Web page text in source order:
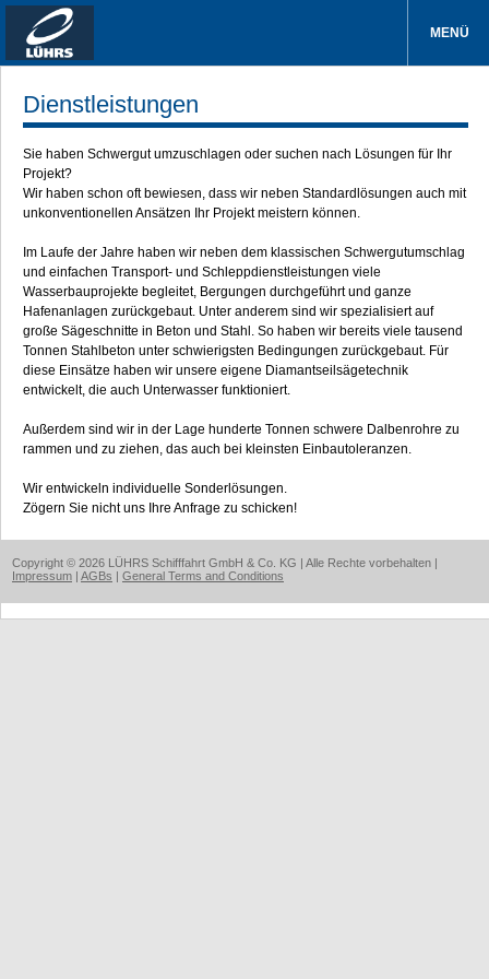
MENÜ
Dienstleistungen
Sie haben Schwergut umzuschlagen oder suchen nach Lösungen für Ihr
Projekt?
Wir haben schon oft bewiesen, dass wir neben Standardlösungen auch mit
unkonventionellen Ansätzen Ihr Projekt meistern können.
Im Laufe der Jahre haben wir neben dem klassischen Schwergutumschlag
und einfachen Transport- und Schleppdienstleistungen viele
Wasserbauprojekte begleitet, Bergungen durchgeführt und ganze
Hafenanlagen zurückgebaut. Unter anderem sind wir spezialisiert auf
große Sägeschnitte in Beton und Stahl. So haben wir bereits viele tausend
Tonnen Stahlbeton unter schwierigsten Bedingungen zurückgebaut. Für
diese Einsätze haben wir unsere eigene Diamantseilsägetechnik
entwickelt, die auch Unterwasser funktioniert.
Außerdem sind wir in der Lage hunderte Tonnen schwere Dalbenrohre zu
rammen und zu ziehen, das auch bei kleinsten Einbautoleranzen.
Wir entwickeln individuelle Sonderlösungen.
Zögern Sie nicht uns Ihre Anfrage zu schicken!
Copyright © 2026 LÜHRS Schifffahrt GmbH & Co. KG | Alle Rechte vorbehalten |
Impressum | AGBs | General Terms and Conditions